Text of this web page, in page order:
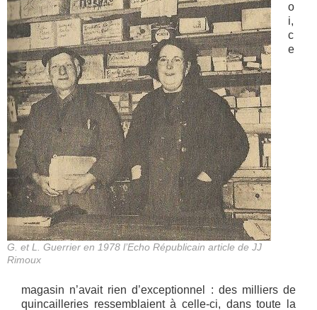
G. et L. Guerrier en 1978 l’Echo Républicain article de JJ
Rimoux
o
i,
c
e
magasin n’avait rien d’exceptionnel : des milliers de
quincailleries ressemblaient à celle-ci, dans toute la